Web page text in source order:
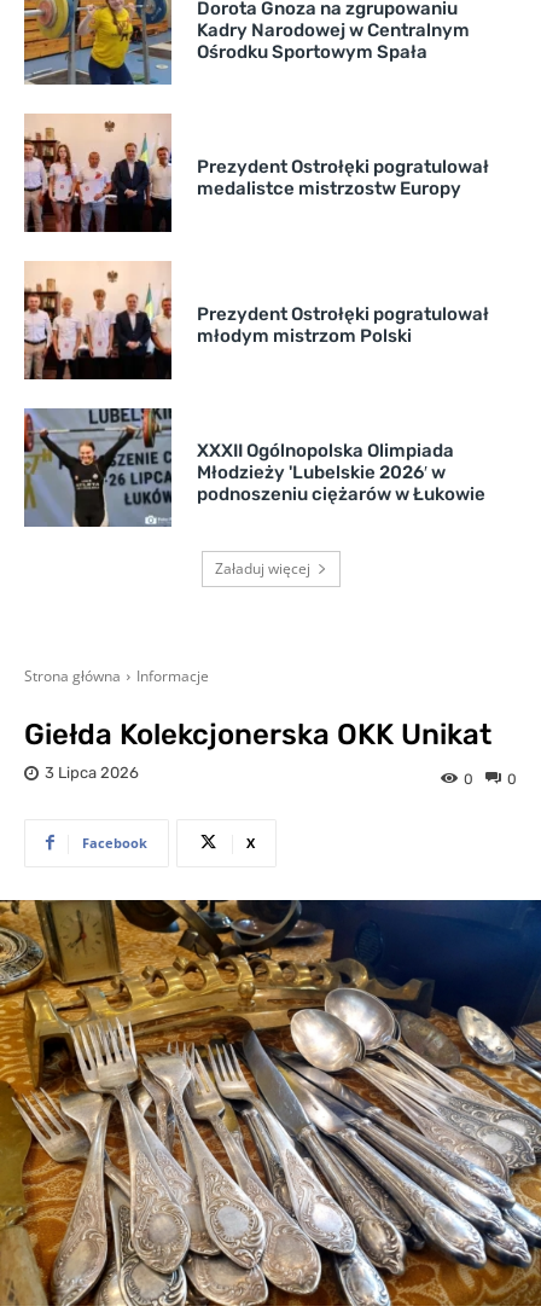
Dorota Gnoza na zgrupowaniu
Kadry Narodowej w Centralnym
Ośrodku Sportowym Spała
Prezydent Ostrołęki pogratulował
medalistce mistrzostw Europy
Prezydent Ostrołęki pogratulował
młodym mistrzom Polski
XXXII Ogólnopolska Olimpiada
Młodzieży 'Lubelskie 2026′ w
podnoszeniu ciężarów w Łukowie
Załaduj więcej